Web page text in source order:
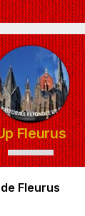
Fleurus
Fleurus